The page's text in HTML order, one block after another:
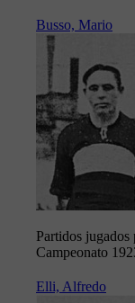
Busso, Mario
Partidos
Campeonato
Elli, Alfredo